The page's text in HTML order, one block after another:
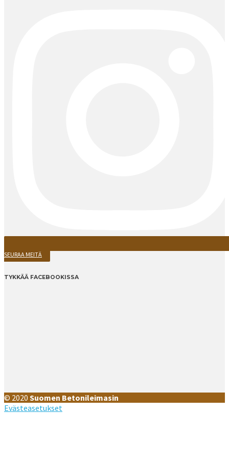
SEURAA MEITÄ
TYKKÄÄ FACEBOOKISSA
© 2020 Suomen Betonileimasin
Evästeasetukset